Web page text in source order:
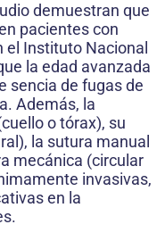
demuestran que
pacientes con
Instituto Nacional
la edad avanzada
sencia de fugas de
Además, la
o tórax), su
la sutura manual
mecánica (circular
invasivas,
en la